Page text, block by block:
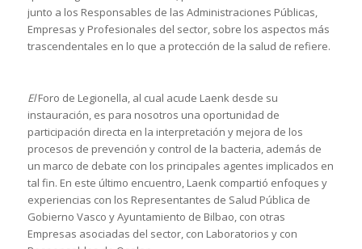
junto a los Responsables de las Administraciones Públicas,
Empresas y Profesionales del sector, sobre los aspectos más
trascendentales en lo que a protección de la salud de refiere.
ElForo de Legionella, al cual acude Laenk desde su
instauración, es para nosotros una oportunidad de
participación directa en la interpretación y mejora de los
procesos de prevención y control de la bacteria, además de
un marco de debate con los principales agentes implicados en
tal fin. En este último encuentro, Laenk compartió enfoques y
experiencias con los Representantes de Salud Pública de
Gobierno Vasco y Ayuntamiento de Bilbao, con otras
Empresas asociadas del sector, con Laboratorios y con